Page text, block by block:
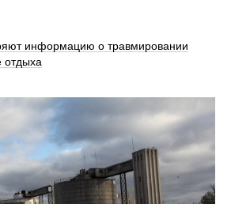
информацию о травмировании
отдыха